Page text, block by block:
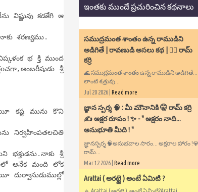
కడకేగి ఆ
శరణ్యము.
భ క్తి ముంద
శ్రీ
మును కొని
నిర్వహింపతలచితి
శ్రీ
అనేక మంది లోక
దుర్వాసుడుముల్లో
ఇంతకు ముందే ప్రచురించిన కథనాలు
సముద్రమంత శాంతం ఉన్న రాముడిని
అడిగితే | రావణుడి అసలు కథ | ✍🏻 రామ్
కర్రి
🌊 సముద్రమంత శాంతం ఉన్న రాముడిని
లాంటి శత్రువు...
Jul 20 2026 | Read more
​జ్ఞాన స్పర్శ 🧠 : మీ మౌనానికి 🤫 రామ్ కర్రి
✍️ అక్షర రూపం ! ✨ - ​" అక్షరం నాది...
అనుభూతి మీది ! "
జ్ఞానస్పర్శ 🧠అనుభవాల సారం... అక్షరాల హారం
రామ్...
Mar 12 2026 | Read more
Arattai ( అరట్టై ) అంటే ఏమిటి ?